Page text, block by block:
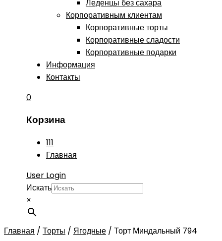
Леденцы без сахара
Корпоративным клиентам
Корпоративные торты
Корпоративные сладости
Корпоративные подарки
Информация
Контакты
0
Корзина
111
Главная
User Login
Искать
×
Главная / Торты / Ягодные / Торт Миндальный 794